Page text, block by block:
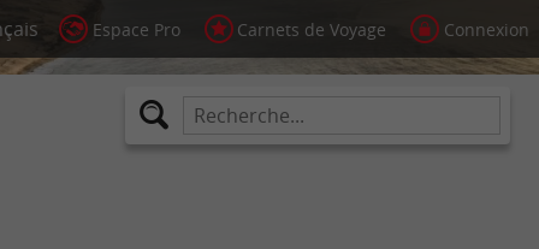
Espace Pro Carnets de Voyage Connexion